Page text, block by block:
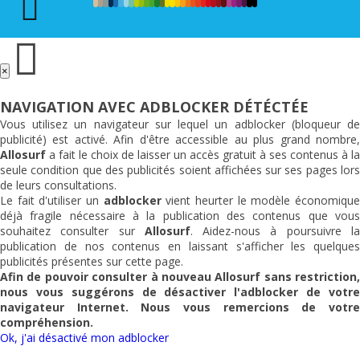
×
NAVIGATION AVEC ADBLOCKER DÉTÉCTÉE
Vous utilisez un navigateur sur lequel un adblocker (bloqueur de
publicité) est activé. Afin d'être accessible au plus grand nombre,
Allosurf a fait le choix de laisser un accès gratuit à ses contenus à la
seule condition que des publicités soient affichées sur ses pages lors
de leurs consultations.
Le fait d'utiliser un adblockervient heurter le modèle économique
déjà fragile nécessaire à la publication des contenus que vous
souhaitez consulter sur Allosurf. Aidez-nous à poursuivre la
publication de nos contenus en laissant s'afficher les quelques
publicités présentes sur cette page.
Afin de pouvoir consulter à nouveauAllosurf sans restriction,
nous vous suggérons de désactiver l'adblocker de votre
navigateur Internet. Nous vous remercions de votre
compréhension.
Ok, j'ai désactivé mon adblocker